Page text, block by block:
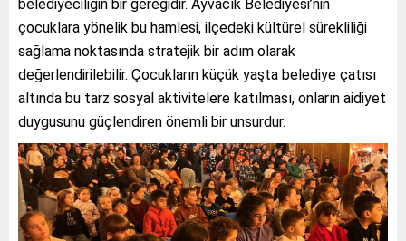
belediyeciliğin bir gereğidir. Ayvacık Belediyesi’nin
çocuklara yönelik bu hamlesi, ilçedeki kültürel sürekliliği
sağlama noktasında stratejik bir adım olarak
değerlendirilebilir. Çocukların küçük yaşta belediye çatısı
altında bu tarz sosyal aktivitelere katılması, onların aidiyet
duygusunu güçlendiren önemli bir unsurdur.